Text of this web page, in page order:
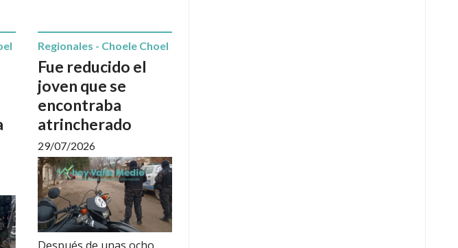
Fue reducido el
joven que se
encontraba
atrincherado
Regionales - Choele Choel
29/07/2026
Después de unas ocho